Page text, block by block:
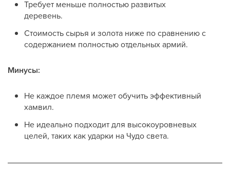
Требует меньше полностью развитых
деревень.
Стоимость сырья и золота ниже по сравнению с
содержанием полностью отдельных армий.
Минусы:
Не каждое племя может обучить эффективный
хамвил.
Не идеально подходит для высокоуровневых
целей, таких как ударки на Чудо света.